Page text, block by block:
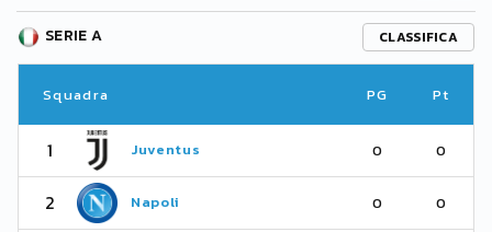
SERIE A CLASSIFICA
Squadra PG Pt
1 Juventus 0 0
2 Napoli 0 0